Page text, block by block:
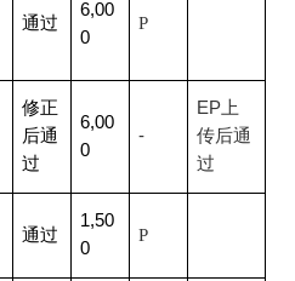
通过
6,00
0
P
修正
后通
过
6,00
0
-
EP 上
传后通
过
通过
1,50
0
P